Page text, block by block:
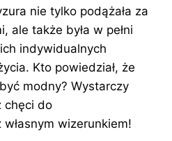
nie tylko podążała za
ale także była w pełni
indywidualnych
Kto powiedział, że
modny? Wystarczy
chęci do
wizerunkiem!